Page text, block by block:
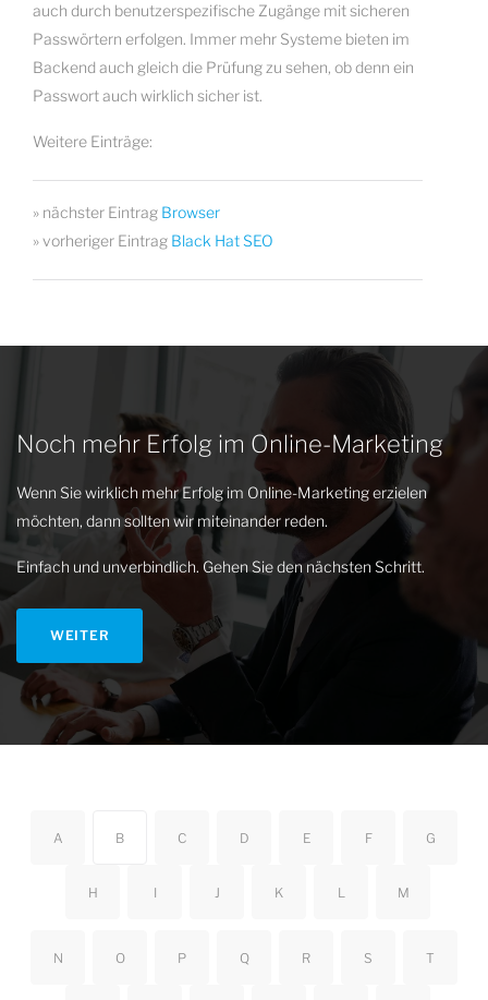
auch durch benutzerspezifische Zugänge mit sicheren
Passwörtern erfolgen. Immer mehr Systeme bieten im
Backend auch gleich die Prüfung zu sehen, ob denn ein
Passwort auch wirklich sicher ist.
Weitere Einträge:
» nächster Eintrag Browser
» vorheriger Eintrag Black Hat SEO
Noch mehr Erfolg im Online-Marketing
Wenn Sie wirklich mehr Erfolg im Online-Marketing erzielen
möchten, dann sollten wir miteinander reden.
Einfach und unverbindlich. Gehen Sie den nächsten Schritt.
WEITER
A B C D E F G
H I J K L M
N O P Q R S T